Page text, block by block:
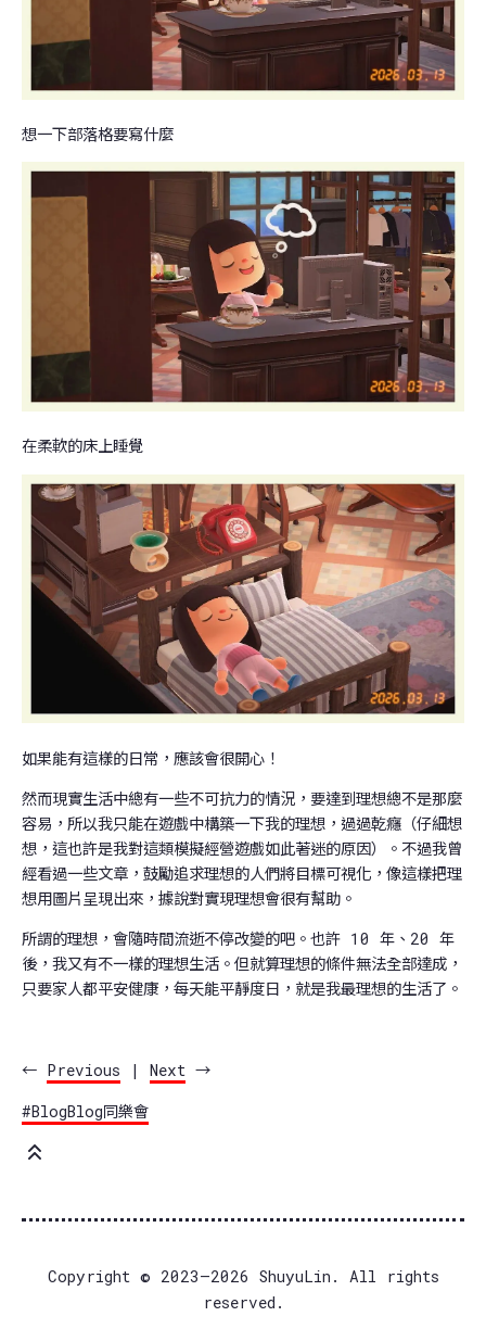
想一下部落格要寫什麼
在柔軟的床上睡覺
如果能有這樣的日常，應該會很開心！
然而現實生活中總有一些不可抗力的情況，要達到理想總不是那麼
容易，所以我只能在遊戲中構築一下我的理想，過過乾癮（仔細想
想，這也許是我對這類模擬經營遊戲如此著迷的原因）。不過我曾
經看過一些文章，鼓勵追求理想的人們將目標可視化，像這樣把理
想用圖片呈現出來，據說對實現理想會很有幫助。
所謂的理想，會隨時間流逝不停改變的吧。也許 10 年、20 年
後，我又有不一樣的理想生活。但就算理想的條件無法全部達成，
只要家人都平安健康，每天能平靜度日，就是我最理想的生活了。
← Previous | Next →
#BlogBlog同樂會
Copyright © 2023–2026 ShuyuLin. All rights
reserved.